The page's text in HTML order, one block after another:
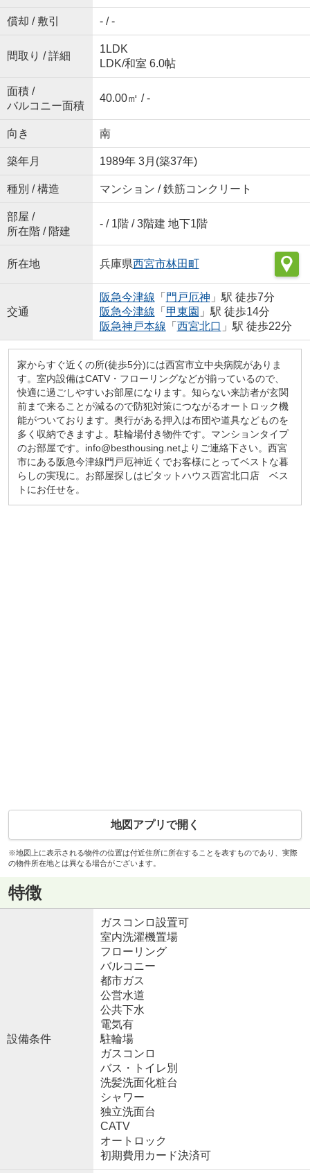
償却 / 敷引 - / -
間取り / 詳細
1LDK
LDK/和室 6.0帖
面積 /
バルコニー面積
40.00㎡ / -
向き 南
築年月 1989年 3月(築37年)
種別 / 構造 マンション / 鉄筋コンクリート
部屋 /
所在階 / 階建
- / 1階 / 3階建 地下1階
所在地 兵庫県西宮市林田町
交通
阪急今津線 「 門戸厄神 」駅 徒歩7分
阪急今津線 「 甲東園 」駅 徒歩14分
阪急神戸本線 「 西宮北口 」駅 徒歩22分
家からすぐ近くの所(徒歩5分)には西宮市立中央病院がありま
す。室内設備はCATV・フローリングなどが揃っているので、
快適に過ごしやすいお部屋になります。知らない来訪者が玄関
前まで来ることが減るので防犯対策につながるオートロック機
能がついております。奥行がある押入は布団や道具などものを
多く収納できますよ。駐輪場付き物件です。マンションタイプ
のお部屋です。info@besthousing.netよりご連絡下さい。西宮
市にある阪急今津線門戸厄神近くでお客様にとってベストな暮
らしの実現に。お部屋探しはピタットハウス西宮北口店 ベス
トにお任せを。
地図アプリで開く
※地図上に表示される物件の位置は付近住所に所在することを表すものであり、実際
の物件所在地とは異なる場合がございます。
特徴
設備条件
ガスコンロ設置可
室内洗濯機置場
フローリング
バルコニー
都市ガス
公営水道
公共下水
電気有
駐輪場
ガスコンロ
バス・トイレ別
洗髪洗面化粧台
シャワー
独立洗面台
CATV
オートロック
初期費用カード決済可